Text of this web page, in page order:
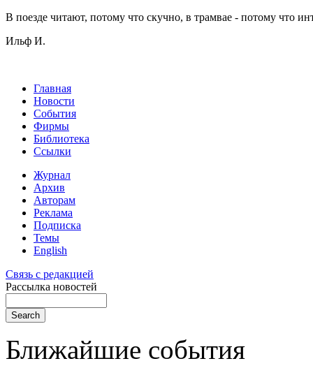
В поезде читают, потому что скучно, в трамвае - потому что
Ильф И.
Главная
Новости
События
Фирмы
Библиотека
Ссылки
Журнал
Архив
Авторам
Реклама
Подписка
Темы
English
Связь с редакцией
Рассылка новостей
Ближайшие события